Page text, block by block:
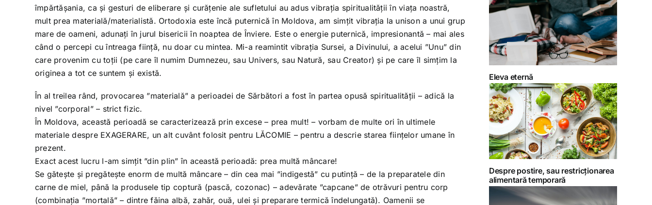
împărtășania, ca și gesturi de eliberare și curățenie ale sufletului au adus vibrația spiritualității în viața noastră,
mult prea materială/materialistă. Ortodoxia este încă puternică în Moldova, am simțit vibrația la unison a unui grup
mare de oameni, adunați în jurul bisericii în noaptea de Înviere. Este o energie puternică, impresionantă – mai ales
când o percepi cu întreaga ființă, nu doar cu mintea. Mi-a reamintit vibrația Sursei, a Divinului, a acelui ”Unu” din
care provenim cu toții (pe care îl numim Dumnezeu, sau Univers, sau Natură, sau Creator) și pe care îl simțim la
originea a tot ce suntem și există.
În al treilea rând, provocarea ”materială” a perioadei de Sărbători a fost în partea opusă spiritualității – adică la
nivel ”corporal” – strict fizic.
În Moldova, această perioadă se caracterizează prin excese – prea mult! – vorbam de multe ori în ultimele
materiale despre EXAGERARE, un alt cuvânt folosit pentru LĂCOMIE – pentru a descrie starea ființelor umane în
prezent.
Exact acest lucru l-am simțit ”din plin” în această perioadă: prea multă mâncare!
Se gătește și pregătește enorm de multă mâncare – din cea mai ”indigestă” cu putință – de la preparatele din
carne de miel, până la produsele tip coptură (pască, cozonac) – adevărate ”capcane” de otrăvuri pentru corp
(combinația ”mortală” – dintre făina albă, zahăr, ouă, ulei și preparare termică îndelungată). Oamenii se
Eleva eternă
Despre postire, sau restricționarea
alimentară temporară